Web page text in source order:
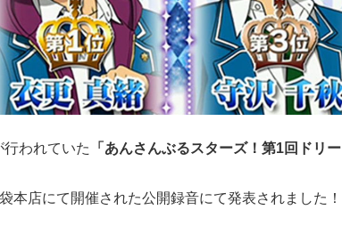
われていた
「あんさんぶるスターズ！第1回ドリー
本店にて開催された公開録音にて発表されました！